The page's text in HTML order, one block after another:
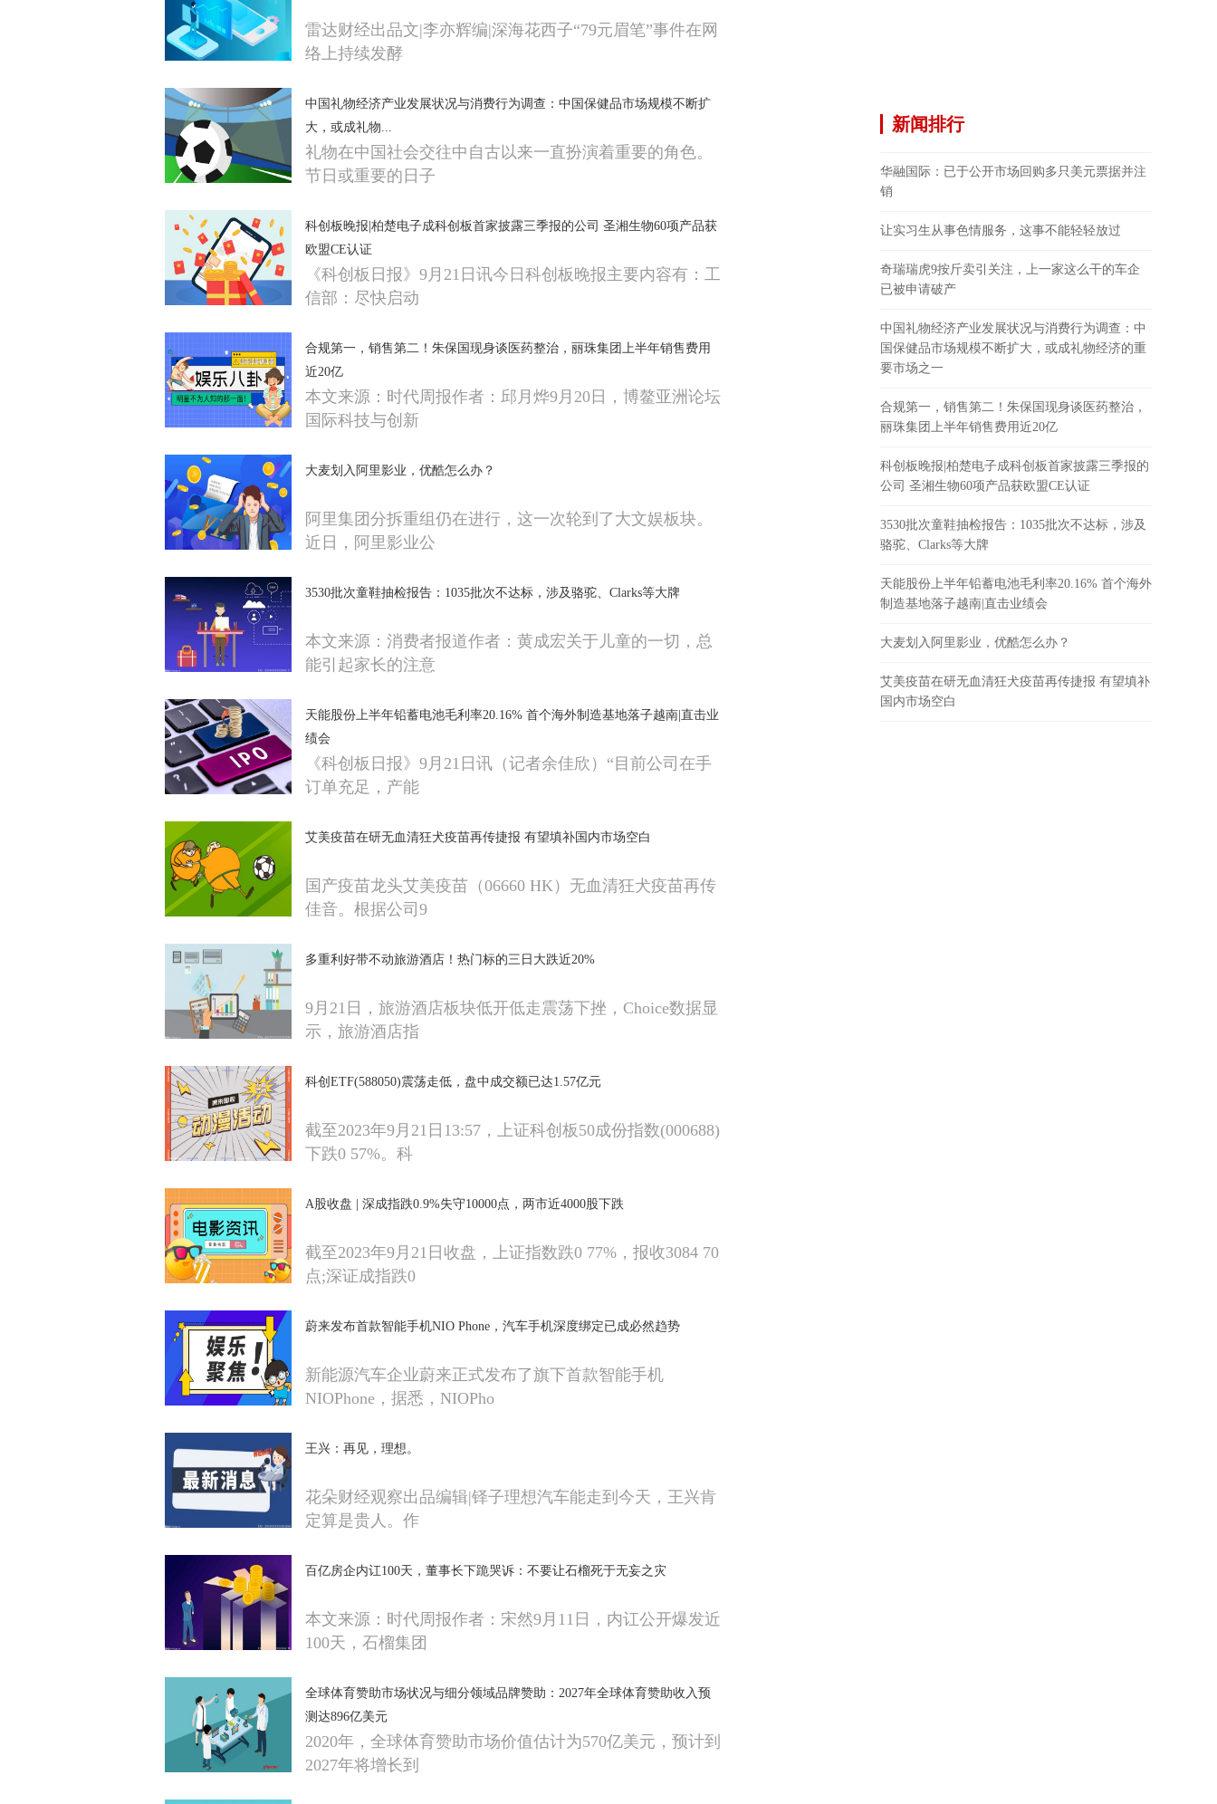
雷达财经出品文|李亦辉编|深海花西子“79元眉笔”事件在网
络上持续发酵
中国礼物经济产业发展状况与消费行为调查：中国保健品市场规模不断扩
大，或成礼物...
礼物在中国社会交往中自古以来一直扮演着重要的角色。
节日或重要的日子
科创板晚报|柏楚电子成科创板首家披露三季报的公司 圣湘生物60项产品获
欧盟CE认证
《科创板日报》9月21日讯今日科创板晚报主要内容有：工
信部：尽快启动
合规第一，销售第二！朱保国现身谈医药整治，丽珠集团上半年销售费用
近20亿
本文来源：时代周报作者：邱月烨9月20日，博鳌亚洲论坛
国际科技与创新
大麦划入阿里影业，优酷怎么办？
阿里集团分拆重组仍在进行，这一次轮到了大文娱板块。
近日，阿里影业公
3530批次童鞋抽检报告：1035批次不达标，涉及骆驼、Clarks等大牌
本文来源：消费者报道作者：黄成宏关于儿童的一切，总
能引起家长的注意
天能股份上半年铅蓄电池毛利率20.16% 首个海外制造基地落子越南|直击业
绩会
《科创板日报》9月21日讯（记者余佳欣）“目前公司在手
订单充足，产能
艾美疫苗在研无血清狂犬疫苗再传捷报 有望填补国内市场空白
国产疫苗龙头艾美疫苗（06660 HK）无血清狂犬疫苗再传
佳音。根据公司9
多重利好带不动旅游酒店！热门标的三日大跌近20%
9月21日，旅游酒店板块低开低走震荡下挫，Choice数据显
示，旅游酒店指
科创ETF(588050)震荡走低，盘中成交额已达1.57亿元
截至2023年9月21日13:57，上证科创板50成份指数(000688)
下跌0 57%。科
A股收盘 | 深成指跌0.9%失守10000点，两市近4000股下跌
截至2023年9月21日收盘，上证指数跌0 77%，报收3084 70
点;深证成指跌0
蔚来发布首款智能手机NIO Phone，汽车手机深度绑定已成必然趋势
新能源汽车企业蔚来正式发布了旗下首款智能手机
NIOPhone，据悉，NIOPho
王兴：再见，理想。
花朵财经观察出品编辑|铎子理想汽车能走到今天，王兴肯
定算是贵人。作
百亿房企内讧100天，董事长下跪哭诉：不要让石榴死于无妄之灾
本文来源：时代周报作者：宋然9月11日，内讧公开爆发近
100天，石榴集团
全球体育赞助市场状况与细分领域品牌赞助：2027年全球体育赞助收入预
测达896亿美元
2020年，全球体育赞助市场价值估计为570亿美元，预计到
2027年将增长到
新闻排行
华融国际：已于公开市场回购多只美元票据并注
销
让实习生从事色情服务，这事不能轻轻放过
奇瑞瑞虎9按斤卖引关注，上一家这么干的车企
已被申请破产
中国礼物经济产业发展状况与消费行为调查：中
国保健品市场规模不断扩大，或成礼物经济的重
要市场之一
合规第一，销售第二！朱保国现身谈医药整治，
丽珠集团上半年销售费用近20亿
科创板晚报|柏楚电子成科创板首家披露三季报的
公司 圣湘生物60项产品获欧盟CE认证
3530批次童鞋抽检报告：1035批次不达标，涉及
骆驼、Clarks等大牌
天能股份上半年铅蓄电池毛利率20.16% 首个海外
制造基地落子越南|直击业绩会
大麦划入阿里影业，优酷怎么办？
艾美疫苗在研无血清狂犬疫苗再传捷报 有望填补
国内市场空白